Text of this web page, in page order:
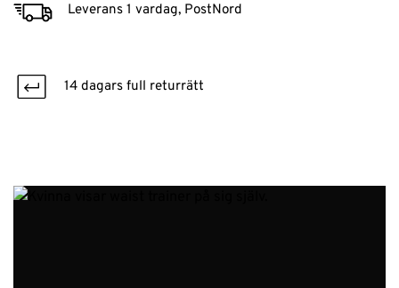
Leverans 1 vardag, PostNord
14 dagars full returrätt